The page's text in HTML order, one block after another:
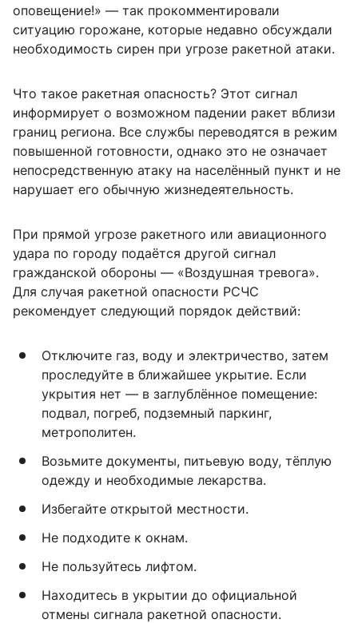
оповещение!» — так прокомментировали
ситуацию горожане, которые недавно обсуждали
необходимость сирен при угрозе ракетной атаки.
Что такое ракетная опасность? Этот сигнал
информирует о возможном падении ракет вблизи
границ региона. Все службы переводятся в режим
повышенной готовности, однако это не означает
непосредственную атаку на населённый пункт и не
нарушает его обычную жизнедеятельность.
При прямой угрозе ракетного или авиационного
удара по городу подаётся другой сигнал
гражданской обороны — «Воздушная тревога».
Для случая ракетной опасности РСЧС
рекомендует следующий порядок действий:
Отключите газ, воду и электричество, затем
проследуйте в ближайшее укрытие. Если
укрытия нет — в заглублённое помещение:
подвал, погреб, подземный паркинг,
метрополитен.
Возьмите документы, питьевую воду, тёплую
одежду и необходимые лекарства.
Избегайте открытой местности.
Не подходите к окнам.
Не пользуйтесь лифтом.
Находитесь в укрытии до официальной
отмены сигнала ракетной опасности.